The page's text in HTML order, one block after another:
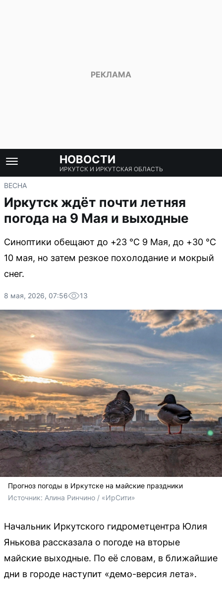
НОВОСТИ
ИРКУТСК И ИРКУТСКАЯ ОБЛАСТЬ
ВЕСНА
Иркутск ждёт почти летняя
погода на 9 Мая и выходные
Синоптики обещают до +23 °C 9 Мая, до +30 °C
10 мая, но затем резкое похолодание и мокрый
снег.
8 мая, 2026, 07:56 13
Прогноз погоды в Иркутске на майские праздники
Источник: Алина Ринчино / «ИрСити»
Начальник Иркутского гидрометцентра Юлия
Янькова рассказала о погоде на вторые
майские выходные. По её словам, в ближайшие
дни в городе наступит «демо-версия лета».